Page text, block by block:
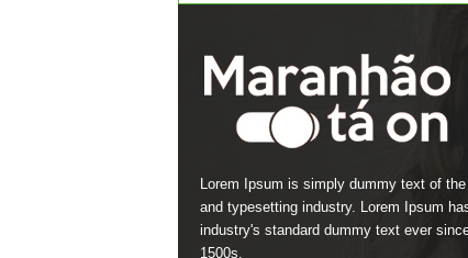
Lorem Ipsum is simply dummy text of the
and typesetting industry. Lorem Ipsum
industry's standard dummy text ever
1500s.